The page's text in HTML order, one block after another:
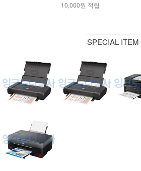
10,000원 적립
SPECIAL ITEM